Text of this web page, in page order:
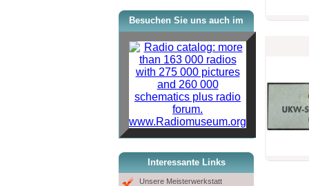
Besuchen Sie uns auch im
www.Radiomuseum.org
Interessante Links
Unsere Meisterwerkstatt